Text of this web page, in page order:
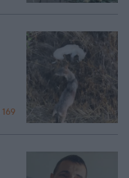
169